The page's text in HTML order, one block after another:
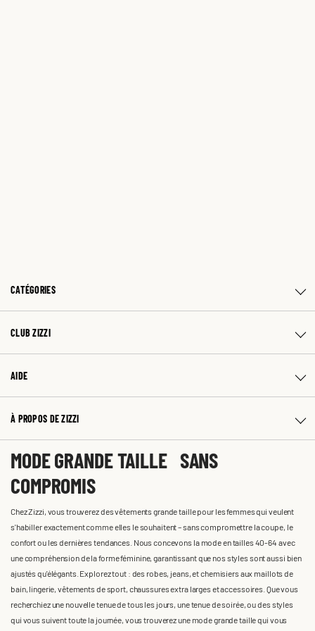
CATÉGORIES
CLUB ZIZZI
AIDE
À PROPOS DE ZIZZI
MODE GRANDE TAILLE SANS
COMPROMIS
Chez Zizzi, vous trouverez des vêtements grande taille pour les femmes qui veulent
s'habiller exactement comme elles le souhaitent – sans compromettre la coupe, le
confort ou les dernières tendances. Nous concevons la mode en tailles 40-64 avec
une compréhension de la forme féminine, garantissant que nos styles sont aussi bien
ajustés qu'élégants. Explorez tout : des robes, jeans, et chemisiers aux maillots de
bain, lingerie, vêtements de sport, chaussures extra larges et accessoires. Que vous
recherchiez une nouvelle tenue de tous les jours, une tenue de soirée, ou des styles
qui vous suivent toute la journée, vous trouverez une mode grande taille qui vous